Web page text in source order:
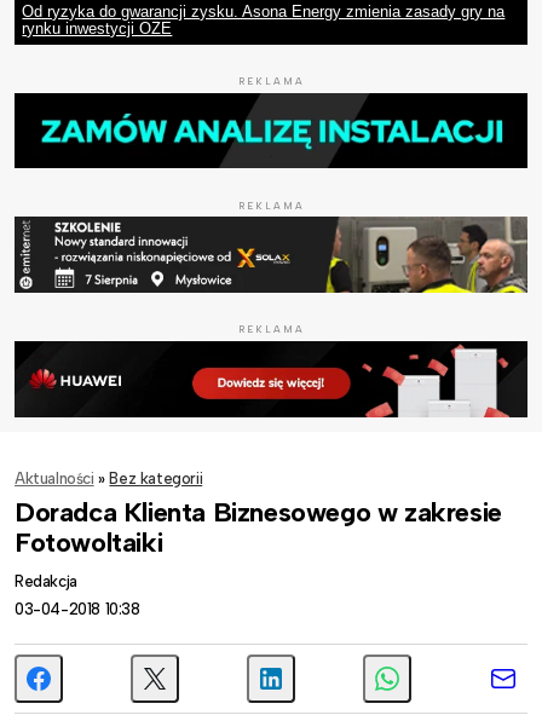
Od ryzyka do gwarancji zysku. Asona Energy zmienia zasady gry na
rynku inwestycji OZE
REKLAMA
REKLAMA
REKLAMA
Aktualności » Bez kategorii
Doradca Klienta Biznesowego w zakresie
Fotowoltaiki
Redakcja
03-04-2018 10:38